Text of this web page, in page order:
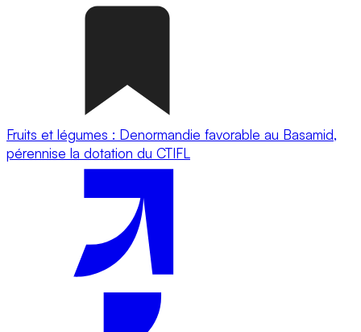
Fruits et légumes : Denormandie favorable au Basamid,
pérennise la dotation du CTIFL